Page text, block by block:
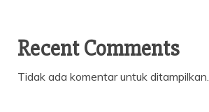
Recent Comments
Tidak ada komentar untuk ditampilkan.